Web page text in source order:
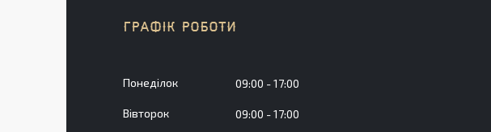
ГРАФІК РОБОТИ
Понеділок 09:00 17:00
Вівторок 09:00 17:00